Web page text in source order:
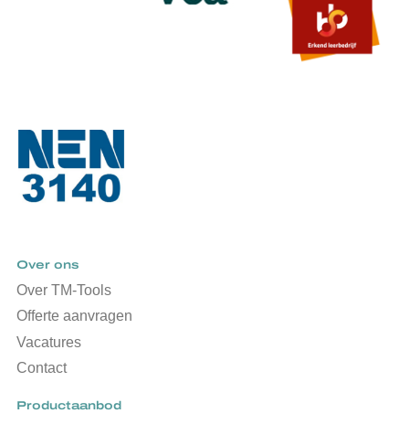
Over ons
Over TM-Tools
Offerte aanvragen
Vacatures
Contact
Productaanbod